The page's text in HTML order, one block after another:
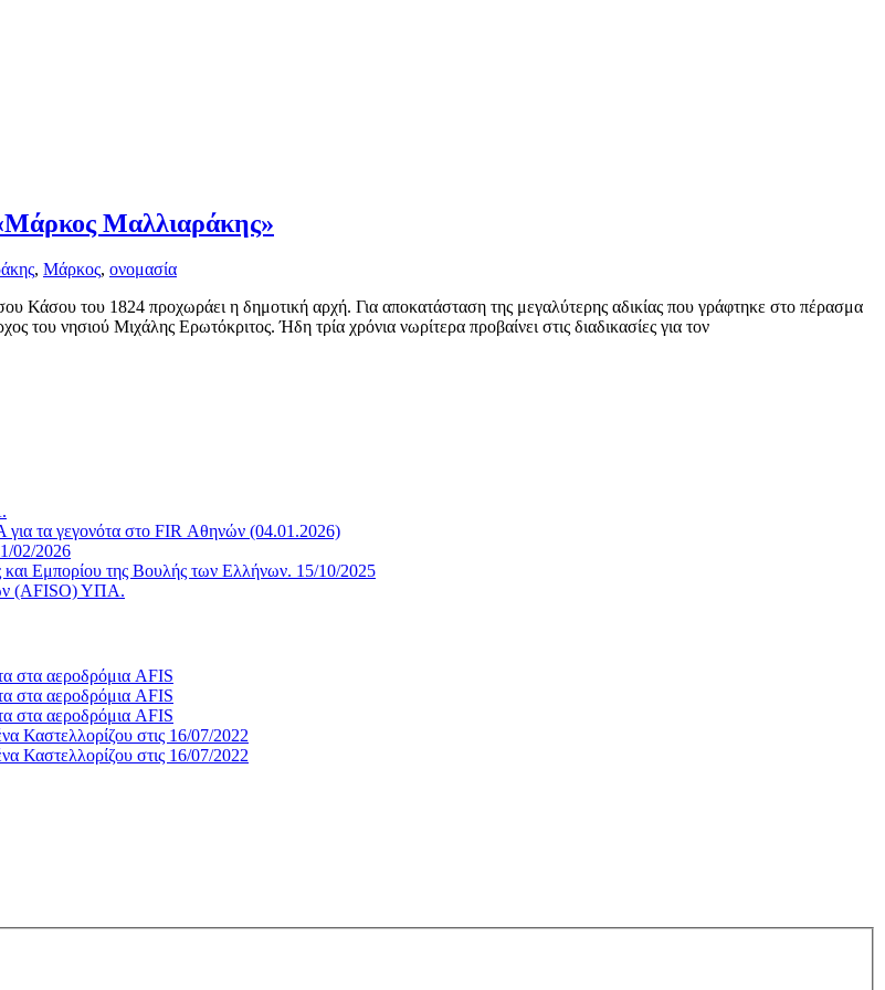
Μαλλιαράκης»
, Μάρκος, ονομασία
Κάσου του 1824 προχωράει η δημοτική αρχή. Για αποκατάσταση της μεγαλύτερης αδικίας που γράφτηκε στο πέρασμα
νησιού Μιχάλης Ερωτόκριτος. Ήδη τρία χρόνια νωρίτερα προβαίνει στις διαδικασίες για τον
τα γεγονότα στο FIR Αθηνών (04.01.2026)
02/2026
Εμπορίου της Βουλής των Ελλήνων. 15/10/2025
(AFISO) ΥΠΑ.
στα αεροδρόμια AFIS
στα αεροδρόμια AFIS
στα αεροδρόμια AFIS
Καστελλορίζου στις 16/07/2022
Καστελλορίζου στις 16/07/2022